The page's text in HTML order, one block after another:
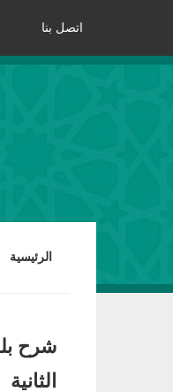
اتصل بنا
الرئيسية
شرح
الثانية